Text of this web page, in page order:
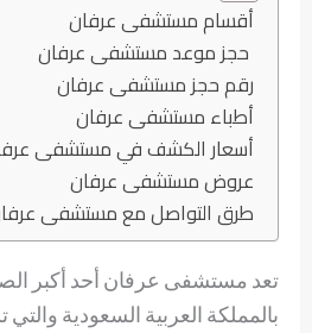
أقسام مستشفى عرفان
حجز موعد مستشفى عرفان
رقم حجز مستشفى عرفان
أطباء مستشفى عرفان
أسعار الكشف في مستشفى
عروض مستشفى عرفان
طرق التواصل مع مستشفى
تعد مستشفى عرفان أحد أكبر
بالمملكة العربية السعودية